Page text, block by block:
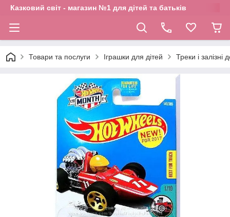
Казковий світ - магазин №1 для дітей та батьків
Товари та послуги Іграшки для дітей Треки і залізні